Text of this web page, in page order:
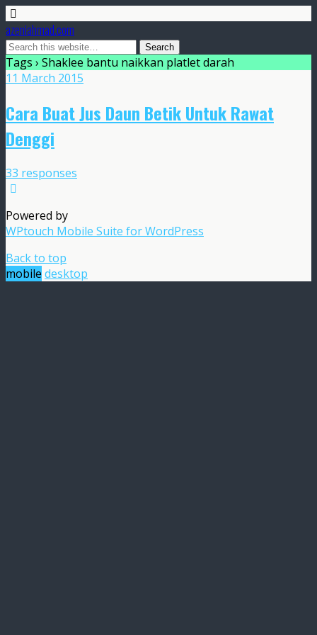
azeniahmad.com
Tags › Shaklee bantu naikkan platlet darah
11 March 2015
Cara Buat Jus Daun Betik Untuk Rawat
Denggi
33 responses
Powered by
WPtouch Mobile Suite for WordPress
Back to top
mobile desktop